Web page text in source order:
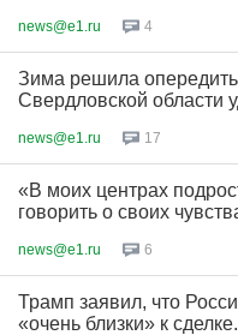
news@e1.ru 4
Зима решила
Свердловской области
news@e1.ru 17
«В моих центрах
говорить о своих
news@e1.ru 6
Трамп заявил, что
«очень близки» к